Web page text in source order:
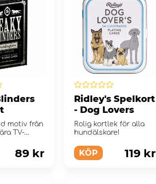
motiv från
TV-
89 kr
Ridley's Spelkort
- Dog Lovers
Rolig kortlek för alla
hundälskare!
KÖP 119 kr